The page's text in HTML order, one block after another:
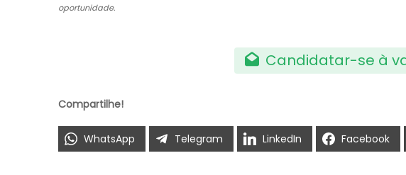
oportunidade.
Candidatar-se à
Compartilhe!
WhatsApp Telegram LinkedIn Facebook